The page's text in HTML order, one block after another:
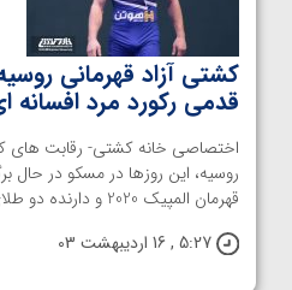
کشتی آزاد قهرمانی
قدمی رکورد مرد افسانه
اختصاصی خانه کشتی- رقابت های
روسیه، این روزها در مسکو در حال
قهرمان المپیک 2020 و دارنده دو طلای جهان در ...
5:27 , 16 اردیبهشت 03